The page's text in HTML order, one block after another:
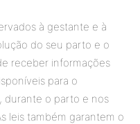
à gestante e à
do seu parto e o
receber informações
para o
durante o parto e nos
leis também garantem o